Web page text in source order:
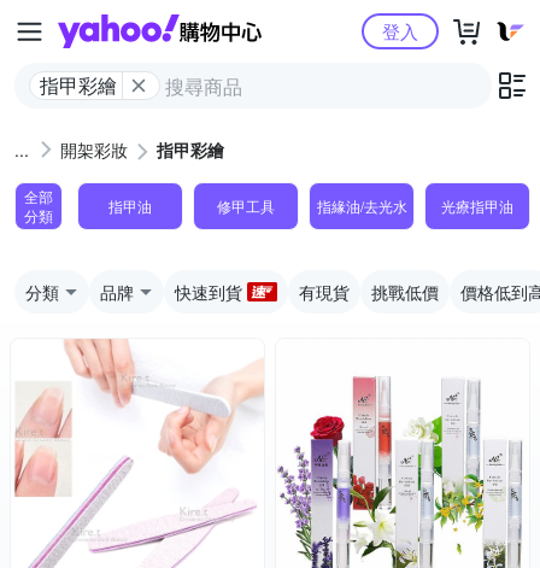
Yahoo購物中心
指甲彩繪
登入
開架彩妝 指甲彩繪
全部
分類
指甲油 修甲工具 指緣油/去光水 光療指甲油
分類 品牌 快速到貨 有現貨 挑戰低價 價格低到